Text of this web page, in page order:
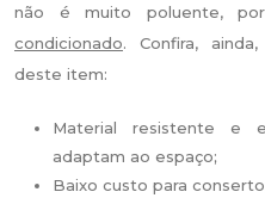
não é muito poluente,
condicionado. Confira,
deste item:
Material resistente e
adaptam ao espaço;
Baixo custo para